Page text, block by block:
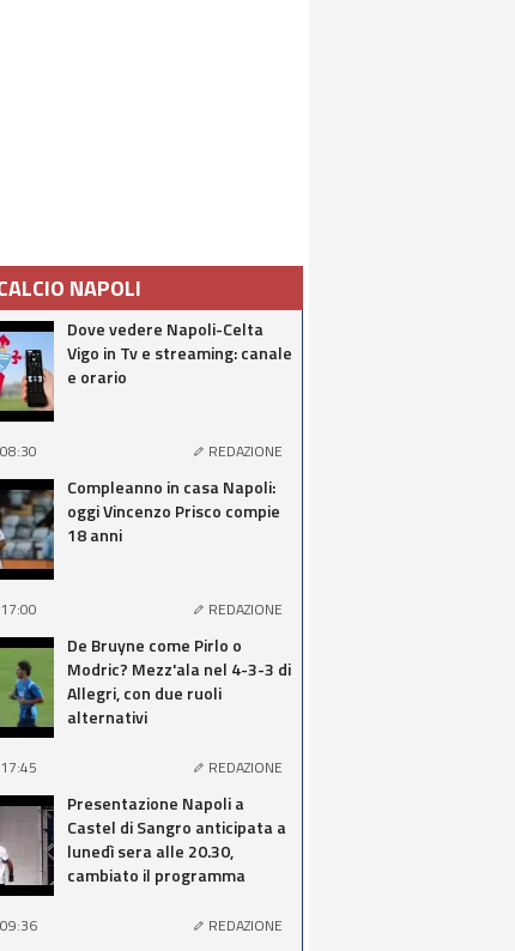
NAPOLI
Dove vedere Napoli-Celta
Vigo in Tv e streaming: canale
e orario
REDAZIONE
Compleanno in casa Napoli:
oggi Vincenzo Prisco compie
18 anni
REDAZIONE
De Bruyne come Pirlo o
Modric? Mezz'ala nel 4-3-3 di
Allegri, con due ruoli
alternativi
REDAZIONE
Presentazione Napoli a
Castel di Sangro anticipata a
lunedì sera alle 20.30,
cambiato il programma
REDAZIONE